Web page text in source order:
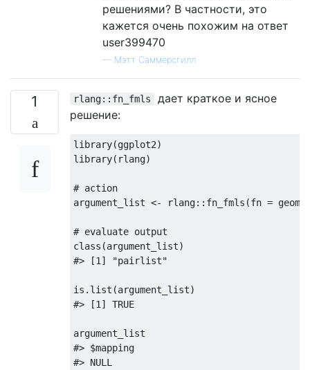
решениями? В частности, это
кажется очень похожим на ответ
user399470
— Мэтт Саммерсгилл
1 rlang::fn_fmls
дает краткое и ясное
решение:
library(ggplot2)
library(rlang)
# action
argument_list <- rlang::fn_fmls(fn =
# evaluate output
class
#> [1] "pairlist"
is.list
#> [1] TRUE
#> $mapping
#> NULL